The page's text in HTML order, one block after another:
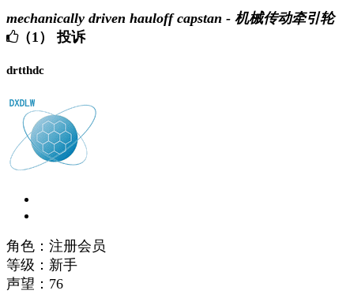
mechanically driven hauloff capstan - 机械传动牵引轮
（1）
投诉
drtthdc
角色：注册会员
等级：新手
声望： 76